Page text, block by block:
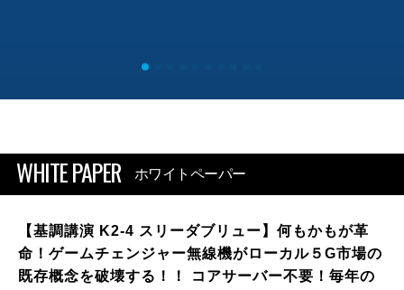
WHITE PAPER ホワイトペーパー
【基調講演 K2-4 スリーダブリュー】何もかもが革
命！ゲームチェンジャー無線機がローカル５G市場の
既存概念を破壊する！！ コアサーバー不要！毎年の